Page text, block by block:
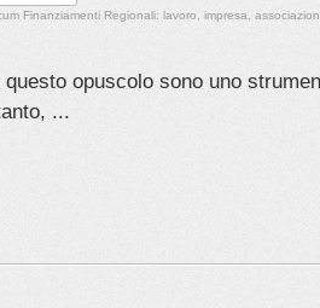
Finanziamenti Regionali: lavoro, impresa,
opuscolo sono uno
...